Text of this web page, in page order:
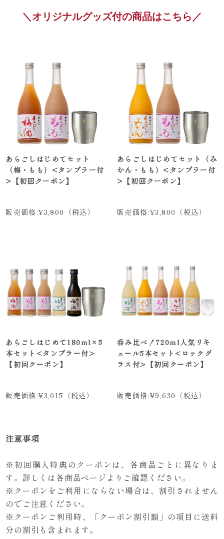
＼オリジナルグッズ付の商品はこちら／
あらごしはじめてセット
（梅・もも）<タンブラー付
>【初回クーポン】
販売価格:¥3,800 （税込）
あらごしはじめてセット（み
かん・もも）<タンブラー付
>【初回クーポン】
販売価格:¥3,800 （税込）
あらごしはじめて180ml×5
本セット<タンブラー付>
【初回クーポン】
販売価格:¥3,015 （税込）
呑み比べ！720ml人気リキ
ュール5本セット<ロックグ
ラス付>【初回クーポン】
販売価格:¥9,630 （税込）
注意事項
※初回購入特典のクーポンは、各商品ごとに異なりま
す。詳しくは各商品ページよりご確認ください。
※クーポンをご利用にならない場合は、割引されません
のでご注意ください。
※クーポンご利用時、「クーポン割引額」の項目に送料
分の割引も含まれます。